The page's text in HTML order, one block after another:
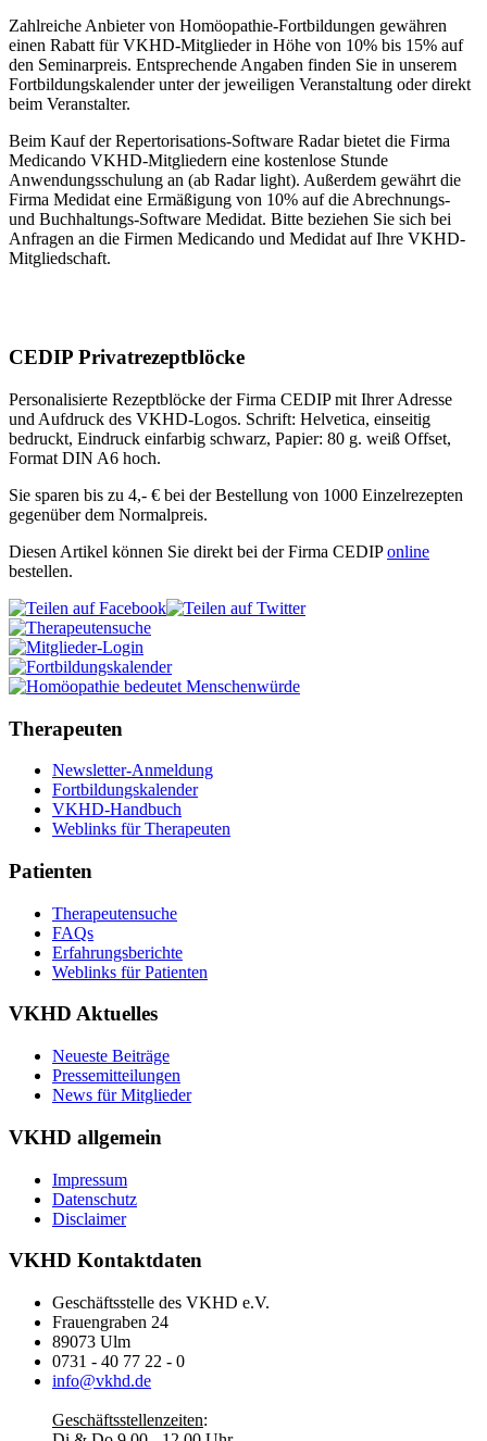
Zahlreiche Anbieter von Homöopathie-Fortbildungen gewähren
einen Rabatt für VKHD-Mitglieder in Höhe von 10% bis 15% auf
den Seminarpreis. Entsprechende Angaben finden Sie in unserem
Fortbildungskalender unter der jeweiligen Veranstaltung oder direkt
beim Veranstalter.
Beim Kauf der Repertorisations-Software Radar bietet die Firma
Medicando VKHD-Mitgliedern eine kostenlose Stunde
Anwendungsschulung an (ab Radar light). Außerdem gewährt die
Firma Medidat eine Ermäßigung von 10% auf die Abrechnungs-
und Buchhaltungs-Software Medidat. Bitte beziehen Sie sich bei
Anfragen an die Firmen Medicando und Medidat auf Ihre VKHD-
Mitgliedschaft.
CEDIP Privatrezeptblöcke
Personalisierte Rezeptblöcke der Firma CEDIP mit Ihrer Adresse
und Aufdruck des VKHD-Logos. Schrift: Helvetica, einseitig
bedruckt, Eindruck einfarbig schwarz, Papier: 80 g. weiß Offset,
Format DIN A6 hoch.
Sie sparen bis zu 4,- € bei der Bestellung von 1000 Einzelrezepten
gegenüber dem Normalpreis.
Diesen Artikel können Sie direkt bei der Firma CEDIPonline
bestellen.
Therapeuten
Newsletter-Anmeldung
Fortbildungskalender
VKHD-Handbuch
Weblinks für Therapeuten
Patienten
Therapeutensuche
FAQs
Erfahrungsberichte
Weblinks für Patienten
VKHD Aktuelles
Neueste Beiträge
Pressemitteilungen
News für Mitglieder
VKHD allgemein
Impressum
Datenschutz
Disclaimer
VKHD Kontaktdaten
Geschäftsstelle des VKHD e.V.
Frauengraben 24
89073 Ulm
0731 - 40 77 22 - 0
info@vkhd.de
Geschäftsstellenzeiten: